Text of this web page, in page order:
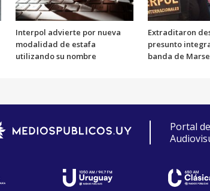
Interpol advierte por nueva
modalidad de estafa
utilizando su nombre
Extraditaron
presunto
banda de
Portal